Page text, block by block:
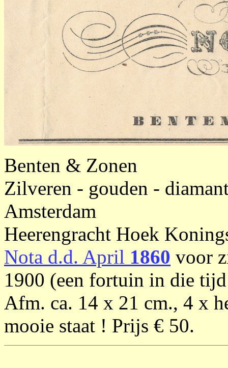
Benten & Zonen
Zilveren - gouden -
Amsterdam
Heerengracht Hoek
Nota d.d. April 1860 voor
1900 (een fortuin in die
Afm. ca. 14 x 21 cm., 4 x
mooie staat ! Prijs € 50.